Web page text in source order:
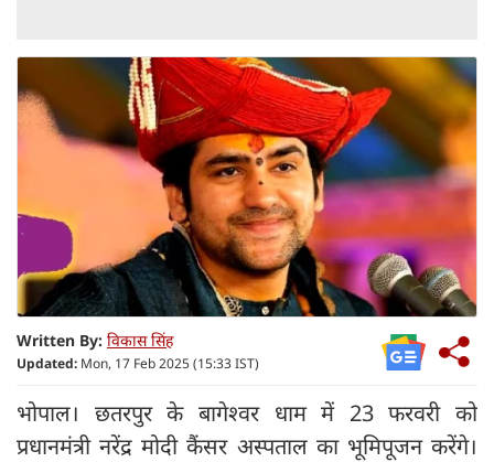
Written By: विकास सिंह
Updated: Mon, 17 Feb 2025 (15:33 IST)
भोपाल। छतरपुर के बागेश्वर धाम में 23 फरवरी को
प्रधानमंत्री नरेंद्र मोदी कैंसर अस्पताल का भूमिपूजन करेंगे।